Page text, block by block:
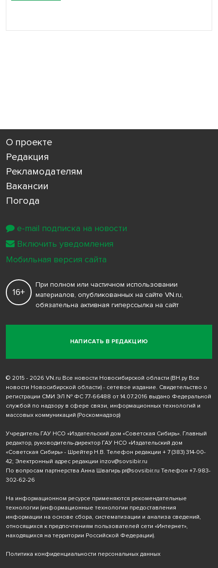
О проекте
Редакция
Рекламодателям
Вакансии
Погода
НАПИСАТЬ В РЕДАКЦИЮ
16+
При полном или частичном использовании
материалов, опубликованных на сайте VN.ru,
обязательна активная гиперссылка на сайт
© 2015 - 2026 VN.ru Все новости Новосибирской области (ВН.ру Все
новости Новосибирской области) - сетевое издание. Свидетельство о
регистрации СМИ ЭЛ № ФС 77-66488 от 14.07.2016 выдано Федеральной
службой по надзору в сфере связи, информационных технологий и
массовых коммуникаций (Роскомнадзор)
Учредитель ГАУ НСО «Издательский дом «Советская Сибирь». Главный
редактор, руководитель-директор ГАУ НСО «Издательский дом
«Советская Сибирь» - Шрейтер Н.В. Телефон редакции + 7 (383) 314-00-
42; Электронный адрес редакции inzov@sovsibir.ru
По вопросам партнерства Анна Швагирь pr@sovsibir.ru Телефон +7-983-
302-62-26
На информационном ресурсе применяются рекомендательные
технологии (информационные технологии предоставления
информации на основе сбора, систематизации и анализа сведений,
относящихся к предпочтениям пользователей сети «Интернет»,
находящихся на территории Российской Федерации).
Политика конфиденциальности персональных данных
e-mail подписка на новости
Включить уведомления
Мобильная версия сайта